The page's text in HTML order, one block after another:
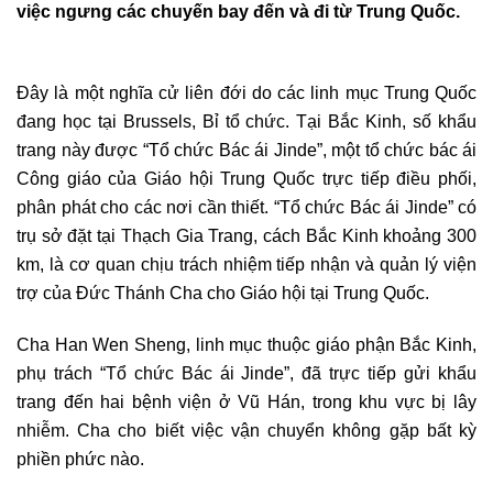
việc ngưng các chuyến bay đến và đi từ Trung Quốc.
Đây là một nghĩa cử liên đới do các linh mục Trung Quốc
đang học tại Brussels, Bỉ tổ chức. Tại Bắc Kinh, số khẩu
trang này được “Tổ chức Bác ái Jinde”, một tổ chức bác ái
Công giáo của Giáo hội Trung Quốc trực tiếp điều phối,
phân phát cho các nơi cần thiết. “Tổ chức Bác ái Jinde” có
trụ sở đặt tại Thạch Gia Trang, cách Bắc Kinh khoảng 300
km, là cơ quan chịu trách nhiệm tiếp nhận và quản lý viện
trợ của Đức Thánh Cha cho Giáo hội tại Trung Quốc.
Cha Han Wen Sheng, linh mục thuộc giáo phận Bắc Kinh,
phụ trách “Tổ chức Bác ái Jinde”, đã trực tiếp gửi khẩu
trang đến hai bệnh viện ở Vũ Hán, trong khu vực bị lây
nhiễm. Cha cho biết việc vận chuyển không gặp bất kỳ
phiền phức nào.